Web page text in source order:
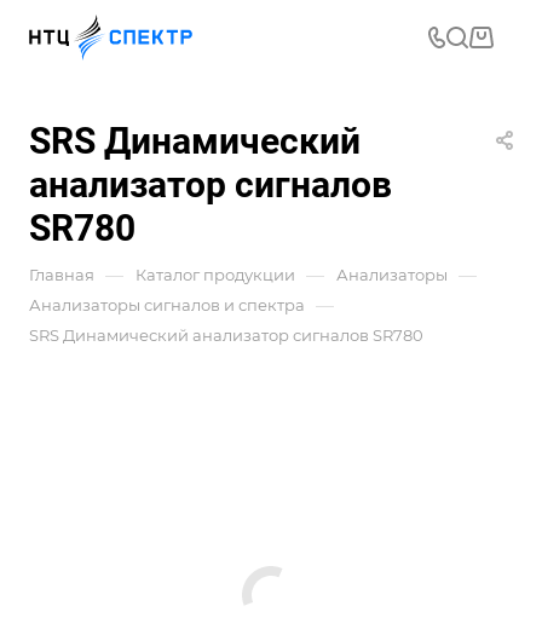
SRS Динамический
анализатор сигналов
SR780
Главная — Каталог продукции — Анализаторы —
Анализаторы сигналов и спектра —
SRS Динамический анализатор сигналов SR780